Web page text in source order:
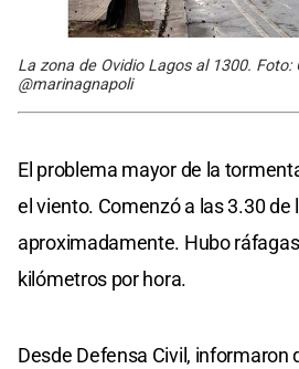
La zona de Ovidio Lagos al 1300. Foto:
@marinagnapoli
El problema mayor de la
el viento. Comenzó a las 3.30 de
aproximadamente. Hubo
kilómetros por hora.
Desde Defensa Civil, informaron